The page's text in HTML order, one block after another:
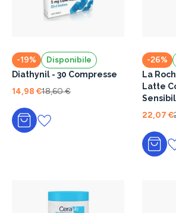
-19% Disponibile
Diathynil - 30 Compresse
14,98 €18,60 €
Aggiungi al carrello
-26%
La
Latte
22,07 €